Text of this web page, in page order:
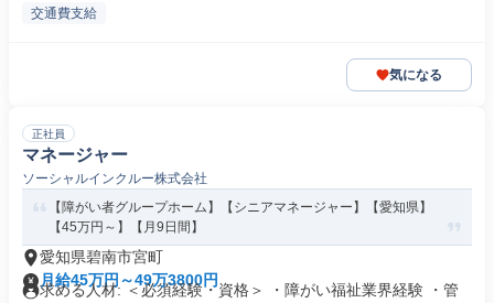
交通費支給
気になる
正社員
マネージャー
ソーシャルインクルー株式会社
【障がい者グループホーム】【シニアマネージャー】【愛知県】
【45万円～】【月9日間】
愛知県碧南市宮町
月給45万円～49万3800円
求める人材: ＜必須経験・資格＞ ・障がい福祉業界経験 ・管